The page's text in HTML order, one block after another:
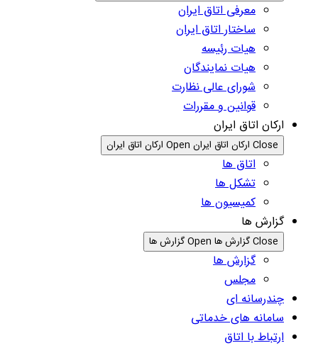
معرفی اتاق ایران
ساختار اتاق ایران
هیات رئیسه
هیات نمایندگان
شورای عالی نظارت
قوانین و مقررات
ارکان اتاق ایران
Close ارکان اتاق ایران Open ارکان اتاق ایران
اتاق ها
تشکل ها
کمیسیون ها
گزارش ها
Close گزارش ها Open گزارش ها
گزارش ها
مجلس
چندرسانه ای
سامانه های خدماتی
ارتباط با اتاق